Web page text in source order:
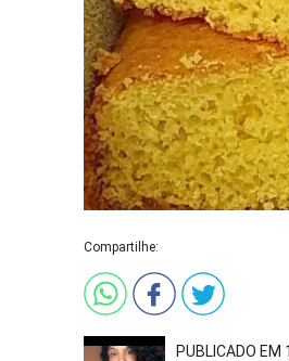
Compartilhe:
PUBLICADO